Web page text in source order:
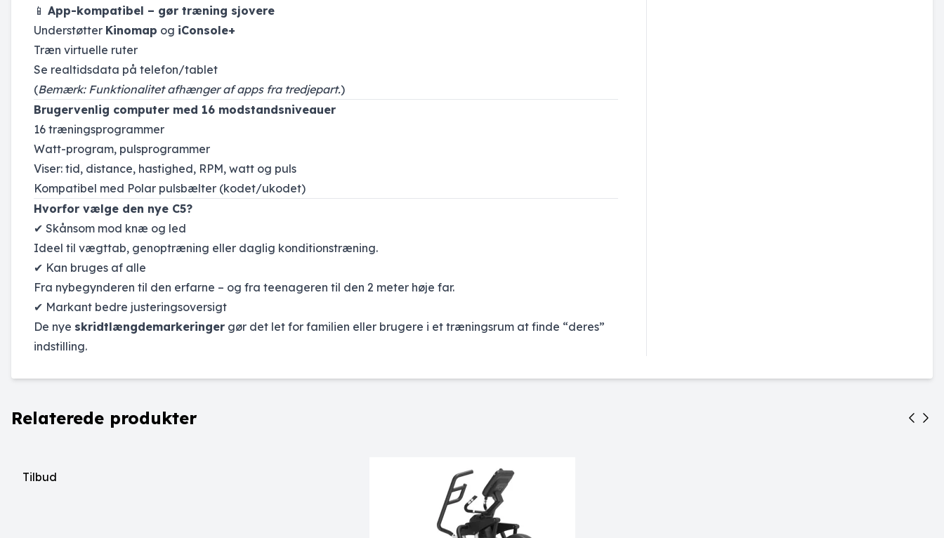
📱 App-kompatibel – gør træning sjovere
Understøtter Kinomap og iConsole+
Træn virtuelle ruter
Se realtidsdata på telefon/tablet
(Bemærk: Funktionalitet afhænger af apps fra tredjepart.)
Brugervenlig computer med 16 modstandsniveauer
16 træningsprogrammer
Watt-program, pulsprogrammer
Viser: tid, distance, hastighed, RPM, watt og puls
Kompatibel med Polar pulsbælter (kodet/ukodet)
Hvorfor vælge den nye C5?
✔ Skånsom mod knæ og led
Ideel til vægttab, genoptræning eller daglig konditionstræning.
✔ Kan bruges af alle
Fra nybegynderen til den erfarne – og fra teenageren til den 2 meter høje far.
✔ Markant bedre justeringsoversigt
De nye skridtlængdemarkeringer gør det let for familien eller brugere i et træningsrum at finde “deres”
indstilling.
Relaterede produkter
Tilbud